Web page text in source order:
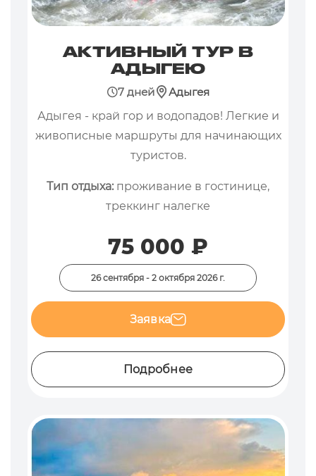
АКТИВНЫЙ ТУР В
АДЫГЕЮ
7 дней
Адыгея
Адыгея - край гор и водопадов! Легкие и
живописные маршруты для начинающих
туристов.
Тип отдыха: проживание в гостинице,
треккинг налегке
75 000 ₽
26 сентября - 2 октября 2026 г.
Подробнее
Заявка